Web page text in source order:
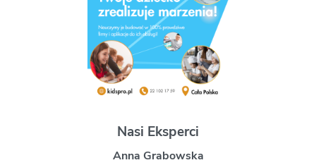
Nasi Eksperci
Magdalena Uchman